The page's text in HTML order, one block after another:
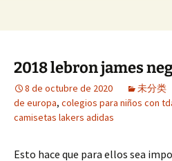
2018 lebron james
8 de octubre de 2020 未分类
de europa, colegios para niños con
camisetas lakers adidas
Esto hace que para ellos sea